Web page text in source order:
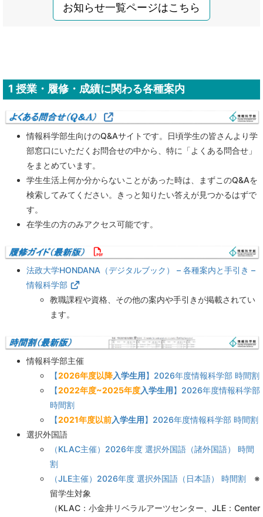
お知らせ一覧ページはこちら
1 授業・履修・成績に関わる各種案内
情報科学部生向けのQ&Aサイトです。日頃学生の皆さんより学
部窓口にいただくお問合せの中から、特に「よくある問合せ」
をまとめています。
学生生活上何か分からないことがあった時は、まずこのQ&Aを
検索してみてください。きっと知りたい答えが見つかるはずで
す。
在学生の方のみアクセス可能です。
法政大学HONDANA（デジタルブック） – 各種案内と手引き –
情報科学部
教職課程や資格、その他の案内や手引きが掲載されてい
ます。
情報科学部主催
【2026年度以降入学生用】2026年度情報科学部 時間割
【2022年度~2025年度入学生用】2026年度情報科学部
時間割
【2021年度以前入学生用】2026年度情報科学部 時間割
選択外国語
（KLAC主催）2026年度 選択外国語（諸外国語） 時間
割
（JLE主催）2026年度 選択外国語（日本語） 時間割 ※
留学生対象
（KLAC： 小金井リベラルアーツセンター、JLE：Center